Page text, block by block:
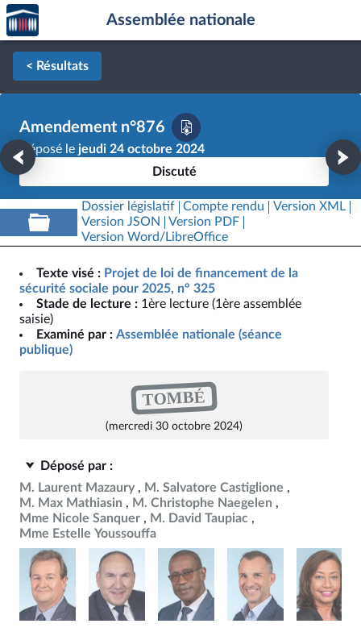
Aller au contenu
Aller en bas de la page
Accèder
à la
page
d'accueil
Assemblée nationale
< Résultats
Amendement n°876
Déposé le jeudi 24 octobre 2024
Discuté
Dossier législatif Compte rendu
Version XML
Version JSON
Version PDF
Version Word/LibreOffice
Texte visé : Projet de loi de financement de la
sécurité sociale pour 2025, n° 325
Stade de lecture : 1ère lecture (1ère assemblée
saisie)
Examiné par : Assemblée nationale (séance
publique)
TOMBÉ
(mercredi 30 octobre 2024)
Déposé par :
M. Laurent Mazaury
M. Salvatore Castiglione
M. Max Mathiasin
M. Christophe Naegelen
Mme Nicole Sanquer
M. David Taupiac
Mme Estelle Youssouffa